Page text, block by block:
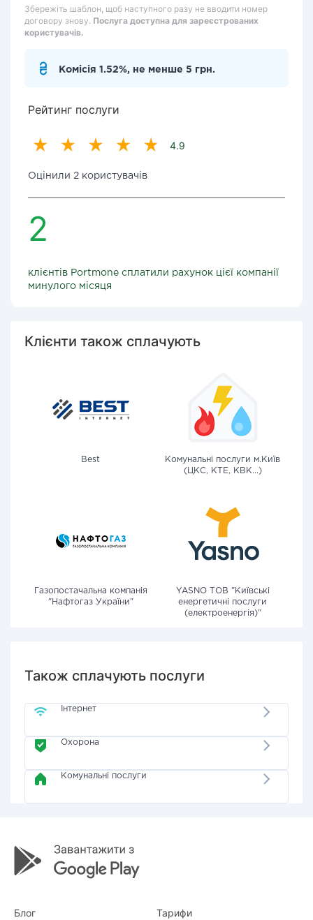
Збережіть шаблон, щоб наступного разу не вводити номер
договору знову. Послуга доступна для зареєстрованих
користувачів.
Комісія 1.52%, не менше 5 грн.
Рейтинг послуги
4.9
Оцінили 2 користувачів
2
клієнтів Portmone сплатили рахунок цієї компанії
минулого місяця
Клієнти також сплачують
Best
Комунальні послуги м.Київ
(ЦКС, КТЕ, КВК...)
Газопостачальна компанія
"Нафтогаз України"
YASNO ТОВ "Київські
енергетичні послуги
(електроенергія)"
Також сплачують послуги
Інтернет
Охорона
Комунальні послуги
Блог Тарифи